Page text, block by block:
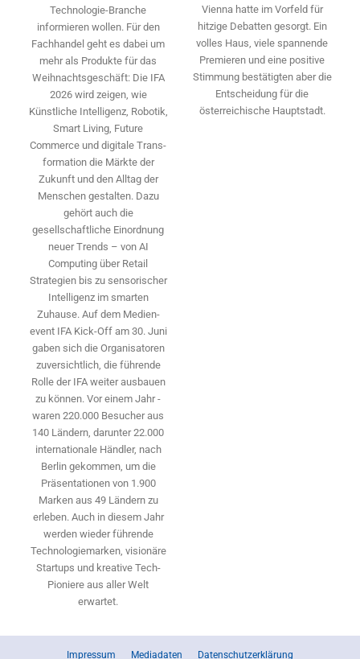
Technologie-­Branche
informieren wollen. Für den
Fachhandel geht es dabei um
mehr als Produkte für das
Weihnachtsgeschäft: Die IFA
2026 wird ­zeigen, wie
Künstliche Intelligenz, Robotik,
Smart Living, Future
Commerce und digitale Trans­
formation die Märkte der
Zukunft und den Alltag der
Menschen gestalten. Dazu
gehört auch die
gesellschaftliche Einordnung
neuer Trends – von AI
Computing über Retail
Strategien bis zu sensorischer
Intelligenz im smarten
Zuhause. Auf dem Medien­
event IFA Kick-Off am 30. Juni
gaben sich die Organisatoren
zuversichtlich, die führende
Rolle der IFA weiter ausbauen
zu können. Vor einem Jahr ­
waren 220.000 Besucher aus
140 ­Ländern, ­darunter 22.000
internationale Händler, nach
Berlin gekommen, um die
Präsen­tationen von 1.900
Marken aus 49 Ländern zu
erleben. Auch in diesem Jahr
werden wieder führende
Technologiemarken, visionäre
Startups und ­kreative Tech-
Pioniere aus aller Welt
erwartet.
Vienna hatte im Vorfeld für
hitzige Debatten gesorgt. Ein
volles Haus, viele spannende
Premieren und eine positive
Stimmung bestätigten aber die
Entscheidung für die
österreichische Hauptstadt.
Impressum Mediadaten Datenschutzerklärung